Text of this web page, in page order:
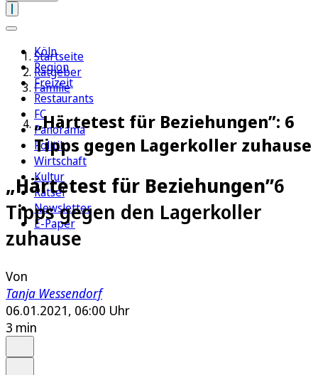
Köln
Region
Freizeit
Restaurants
FC
Panorama
Politik
Wirtschaft
Kultur
Rätsel
Newsletter
E-Paper
Startseite
Ratgeber
Familie
„Härtetest für Beziehungen”: 6
Tipps gegen Lagerkoller zuhause
„Härtetest für Beziehungen”6
Tipps gegen den Lagerkoller
zuhause
Von
Tanja Wessendorf
06.01.2021, 06:00 Uhr
3 min